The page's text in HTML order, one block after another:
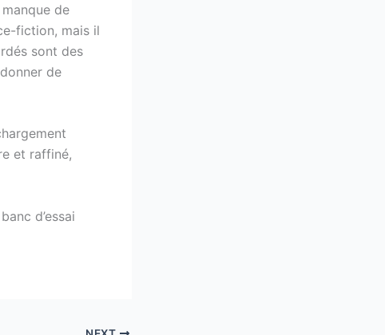
de
fiction, mais il
sont des
de
et raffiné,
d’essai